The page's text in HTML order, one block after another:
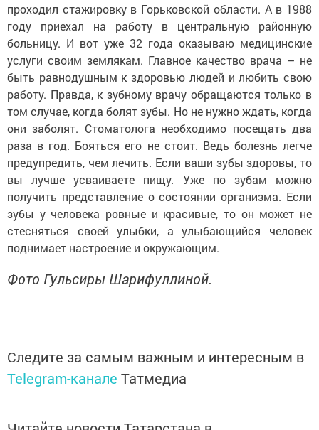
проходил стажировку в Горьковской области. А в 1988
году приехал на работу в центральную районную
больницу. И вот уже 32 года оказываю медицинские
услуги своим землякам. Главное качество врача – не
быть равнодушным к здоровью людей и любить свою
работу. Правда, к зубному врачу обращаются только в
том случае, когда болят зубы. Но не нужно ждать, когда
они заболят. Стоматолога необходимо посещать два
раза в год. Бояться его не стоит. Ведь болезнь легче
предупредить, чем лечить. Если ваши зубы здоровы, то
вы лучше усваиваете пищу. Уже по зубам можно
получить представление о состоянии организма. Если
зубы у человека ровные и красивые, то он может не
стесняться своей улыбки, а улыбающийся человек
поднимает настроение и окружающим.
Фото Гульсиры Шарифуллиной.
Следите за самым важным и интересным в
Telegram-канале Татмедиа